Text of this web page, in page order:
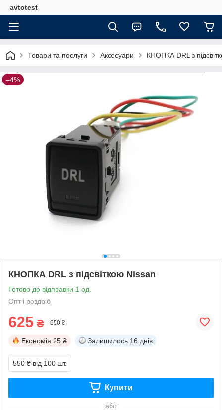
avtotest
Товари та послуги Аксесуари КНОПКА DRL з
–4%
КНОПКА DRL з підсвіткою Nissan
Готово до відправки 1 од.
Опт і роздріб
625 ₴ 650 ₴
Економія 25 ₴ Залишилось 16 днів
550 ₴ від 100 шт.
Купити
або